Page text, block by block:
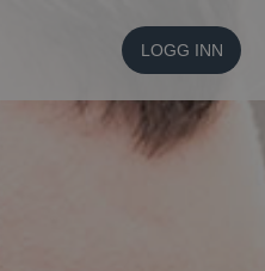
LOGG INN